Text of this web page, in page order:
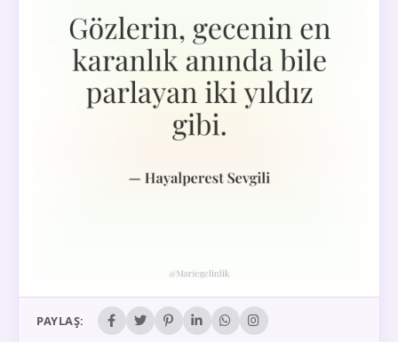
PAYLAŞ: